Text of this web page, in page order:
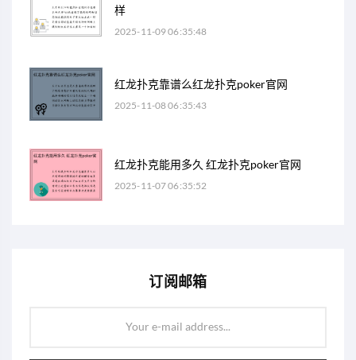
样
2025-11-09 06:35:48
红龙扑克靠谱么红龙扑克poker官网
2025-11-08 06:35:43
红龙扑克能用多久 红龙扑克poker官网
2025-11-07 06:35:52
订阅邮箱
Your e-mail address...